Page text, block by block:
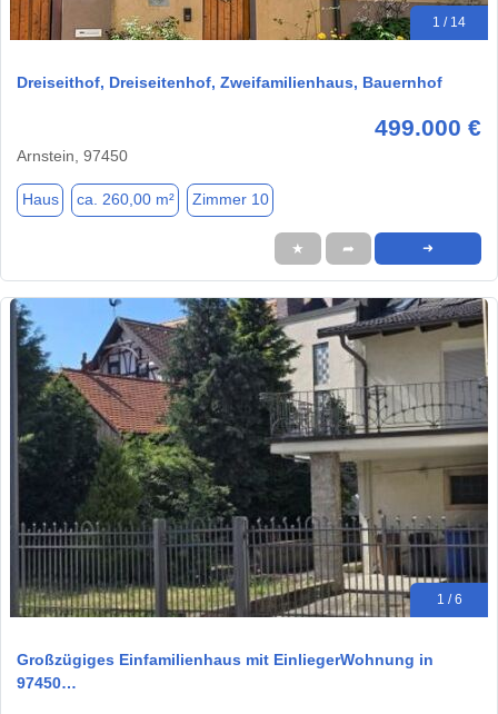
1 / 14
Dreiseithof, Dreiseitenhof, Zweifamilienhaus, Bauernhof
499.000 €
Arnstein, 97450
Haus ca. 260,00 m² Zimmer 10
★ ➦ ➜
1 / 6
Großzügiges Einfamilienhaus mit EinliegerWohnung in
97450…